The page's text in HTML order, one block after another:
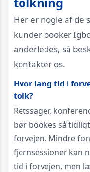
Her er nogle af de
kunder booker
anderledes, så
kontakter os.
Hvor lang tid i
tolk?
Retssager,
bør bookes så
forvejen. Mindre
fjernsessioner kan
tid i forvejen, men